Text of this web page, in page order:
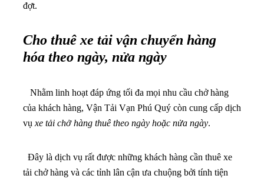
đợt.
Cho thuê xe tải vận chuyển hàng
hóa theo ngày, nửa ngày
Nhằm linh hoạt đáp ứng tối đa mọi nhu cầu chở hàng
của khách hàng, Vận Tải Vạn Phú Quý còn cung cấp dịch
vụ xe tải chở hàng thuê theo ngày hoặc nửa ngày.
Đây là dịch vụ rất được những khách hàng cần thuê xe
tải chở hàng và các tỉnh lân cận ưa chuộng bởi tính tiện